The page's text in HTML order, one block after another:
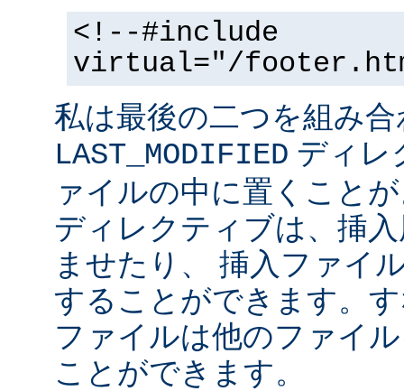
<!--#include
virtual="/
私は最後の二つを組み
LAST_MODIFIED ディレ
ァイルの中に置くこと
ディレクティブは、挿
ませたり、 挿入ファイ
することができます。
ファイルは他のファイ
ことができます。